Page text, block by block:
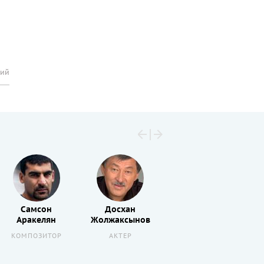
Самсон
Аракелян
КОМПОЗИТОР
Досхан
Жолжаксынов
АКТЕР